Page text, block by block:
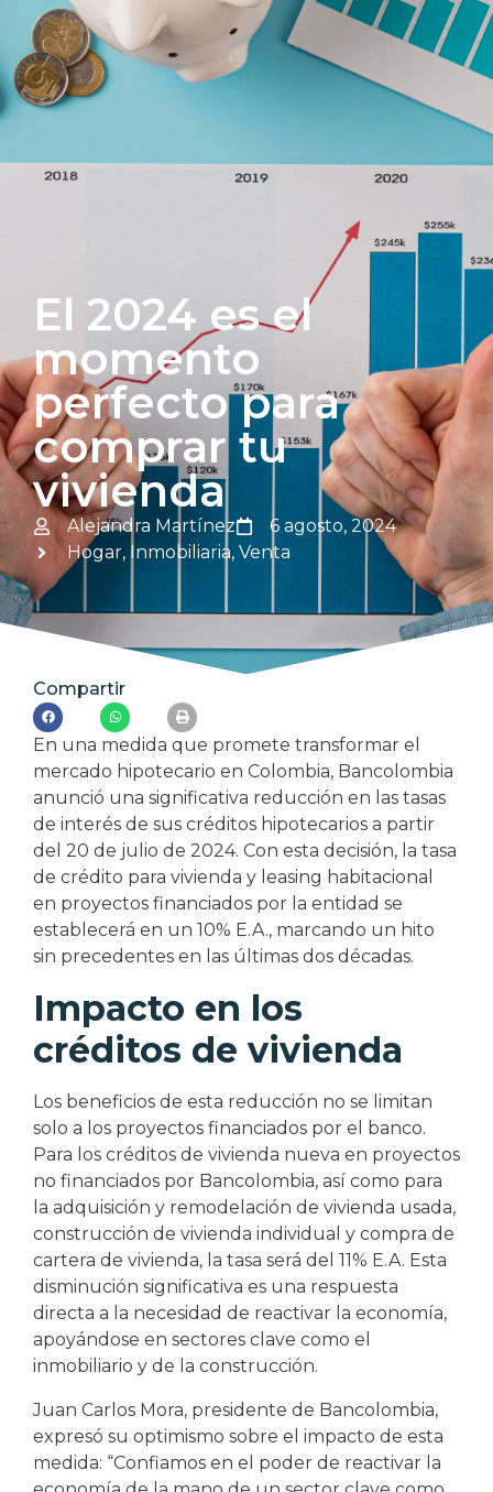
El 2024 es el
momento
perfecto para
comprar tu
vivienda
Alejandra Martínez
6 agosto, 2024
Hogar, Inmobiliaria, Venta
Compartir
En una medida que promete transformar el
mercado hipotecario en Colombia, Bancolombia
anunció una significativa reducción en las tasas
de interés de sus créditos hipotecarios a partir
del 20 de julio de 2024. Con esta decisión, la tasa
de crédito para vivienda y leasing habitacional
en proyectos financiados por la entidad se
establecerá en un 10% E.A., marcando un hito
sin precedentes en las últimas dos décadas.
Impacto en los
créditos de vivienda
Los beneficios de esta reducción no se limitan
solo a los proyectos financiados por el banco.
Para los créditos de vivienda nueva en proyectos
no financiados por Bancolombia, así como para
la adquisición y remodelación de vivienda usada,
construcción de vivienda individual y compra de
cartera de vivienda, la tasa será del 11% E.A. Esta
disminución significativa es una respuesta
directa a la necesidad de reactivar la economía,
apoyándose en sectores clave como el
inmobiliario y de la construcción.
Juan Carlos Mora, presidente de Bancolombia,
expresó su optimismo sobre el impacto de esta
medida: “Confiamos en el poder de reactivar la